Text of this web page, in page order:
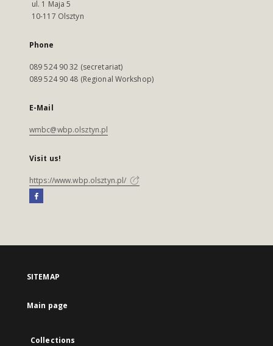
ul. 1 Maja 5
10-117 Olsztyn
Phone
089 524 90 32 (secretariat)
089 524 90 48 (Regional Workshop)
E-Mail
wmbc@wbp.olsztyn.pl
Visit us!
https://www.wbp.olsztyn.pl/
SITEMAP
Main page
Collections